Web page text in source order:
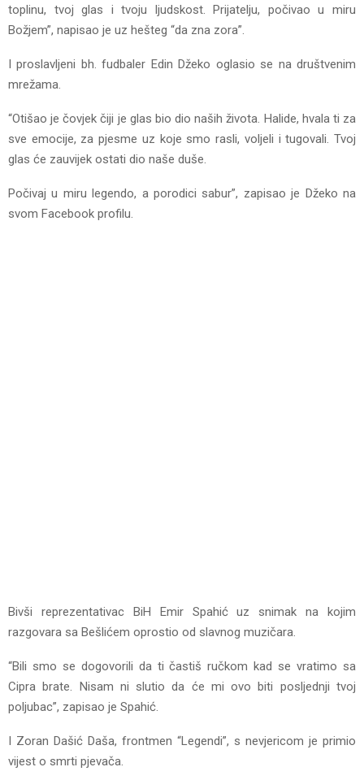
toplinu, tvoj glas i tvoju ljudskost. Prijatelju, počivao u miru
Božjem”, napisao je uz hešteg “da zna zora”.
I proslavljeni bh. fudbaler Edin Džeko oglasio se na društvenim
mrežama.
“Otišao je čovjek čiji je glas bio dio naših života. Halide, hvala ti za
sve emocije, za pjesme uz koje smo rasli, voljeli i tugovali. Tvoj
glas će zauvijek ostati dio naše duše.
Počivaj u miru legendo, a porodici sabur”, zapisao je Džeko na
svom Facebook profilu.
Bivši reprezentativac BiH Emir Spahić uz snimak na kojim
razgovara sa Bešlićem oprostio od slavnog muzičara.
“Bili smo se dogovorili da ti častiš ručkom kad se vratimo sa
Cipra brate. Nisam ni slutio da će mi ovo biti posljednji tvoj
poljubac”, zapisao je Spahić.
I Zoran Dašić Daša, frontmen “Legendi”, s nevjericom je primio
vijest o smrti pjevača.